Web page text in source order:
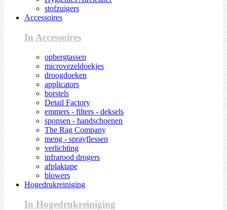
stofzuigers
Accessoires
In Accessoires
opbergtassen
microvezeldoekjes
droogdoeken
applicators
borstels
Detail Factory
emmers - filters - deksels
sponsen - handschoenen
The Rag Company
meng - sprayflessen
verlichting
infrarood drogers
afplaktape
blowers
Hogedrukreiniging
In Hogedrukreiniging